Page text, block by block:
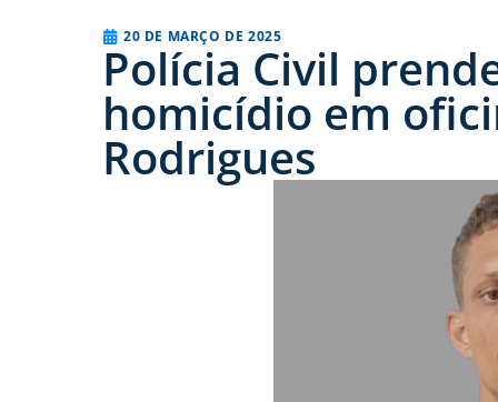
20 DE MARÇO DE 2025
Polícia Civil
homicídio em
Rodrigues